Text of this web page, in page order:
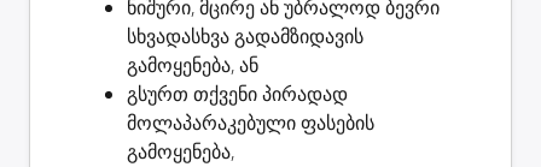
ნიშური, მცირე ან უბრალოდ ბევრი
სხვადასხვა გადამზიდავის
გამოყენება, ან
გსურთ თქვენიპირადად
მოლაპარაკებული ფასების
გამოყენება,